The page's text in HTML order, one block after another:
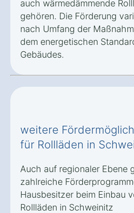
auch wärmedämmende
gehören. Die Förderung
nach Umfang der
dem energetischen
Gebäudes.
weitere
für Rollläden in
Auch auf regionaler Ebene
zahlreiche
Hausbesitzer beim Einbau
Rollläden in Schweinitz